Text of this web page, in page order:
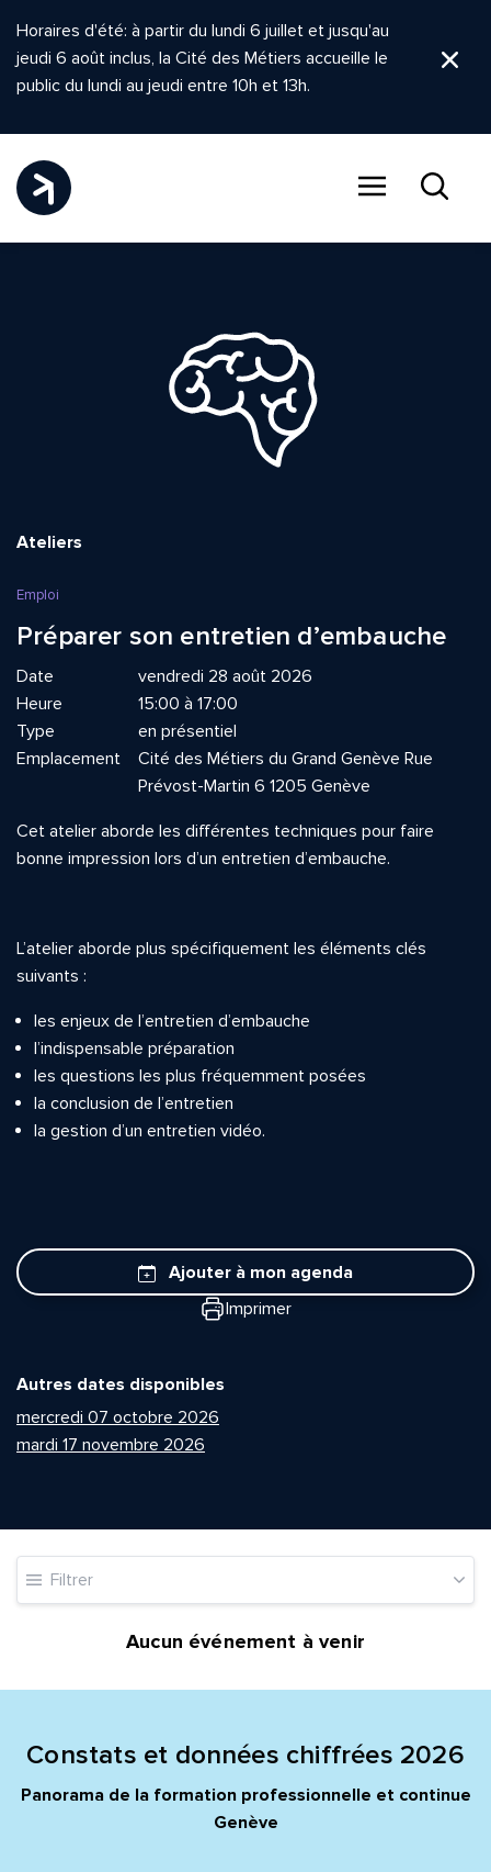
Horaires d'été: à partir du lundi 6 juillet et jusqu'au
jeudi 6 août inclus, la Cité des Métiers accueille le
public du lundi au jeudi entre 10h et 13h.
Ateliers
Emploi
Préparer son entretien d’embauche
Date
vendredi 28 août 2026
Heure
15:00 à 17:00
Type
en présentiel
Emplacement
Cité des Métiers du Grand Genève Rue
Prévost-Martin 6 1205 Genève
Cet atelier aborde les différentes techniques pour faire
bonne impression lors d’un entretien d’embauche.
L’atelier aborde plus spécifiquement les éléments clés
suivants :
les enjeux de l’entretien d’embauche
l’indispensable préparation
les questions les plus fréquemment posées
la conclusion de l’entretien
la gestion d’un entretien vidéo.
Ajouter à mon agenda
Imprimer
Autres dates disponibles
mercredi 07 octobre 2026
mardi 17 novembre 2026
Filtrer
Aucun événement à venir
Constats et données chiffrées 2026
Panorama de la formation professionnelle et continue
Genève
Prénom et nom*
Adresse e-mail*
Quelle est la pertinence de cette page?